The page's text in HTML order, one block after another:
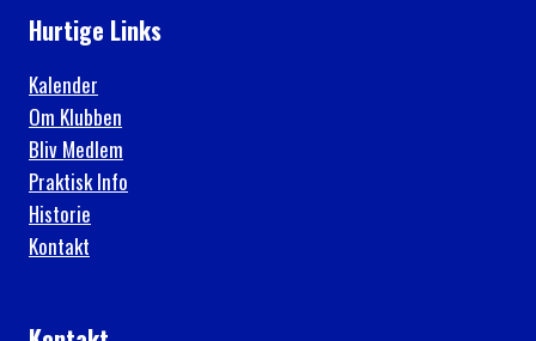
Hurtige Links
Kalender
Om Klubben
Bliv Medlem
Praktisk Info
Historie
Kontakt